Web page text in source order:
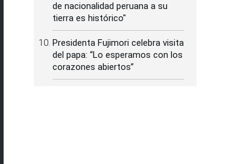
de nacionalidad peruana a su
tierra es histórico"
Presidenta Fujimori celebra visita
del papa: “Lo esperamos con los
corazones abiertos”